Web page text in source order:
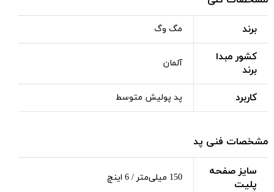
برند مگ وگ
کشور مبدا
برند
آلمان
کاربرد پد پولیش متوسط
مشخصات فنی پد
سایز صفحه
پلیت
150 میلی‌متر / 6 اینچ